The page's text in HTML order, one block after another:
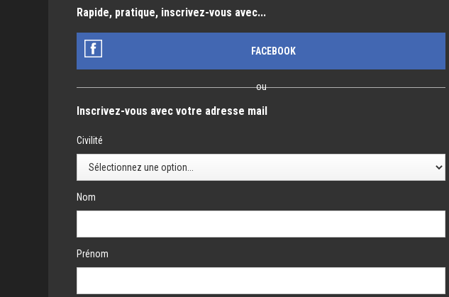
Rapide, pratique, inscrivez-vous avec...
FACEBOOK
ou
Inscrivez-vous avec votre adresse mail
Civilité
Nom
Prénom